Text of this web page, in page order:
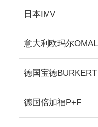
日本IMV
意大利欧玛尔OMAL
德国宝德BURKERT
德国倍加福P+F